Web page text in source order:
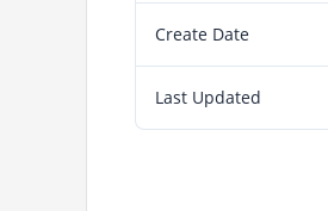
Create Date
Last Updated